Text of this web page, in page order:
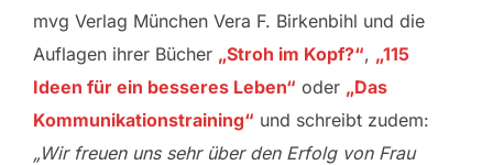
mvg Verlag München Vera F. Birkenbihl und die
Auflagen ihrer Bücher „Stroh im Kopf?“, „115
Ideen für ein besseres Leben“ oder „Das
Kommunikationstraining“ und schreibt zudem:
„Wir freuen uns sehr über den Erfolg von Frau